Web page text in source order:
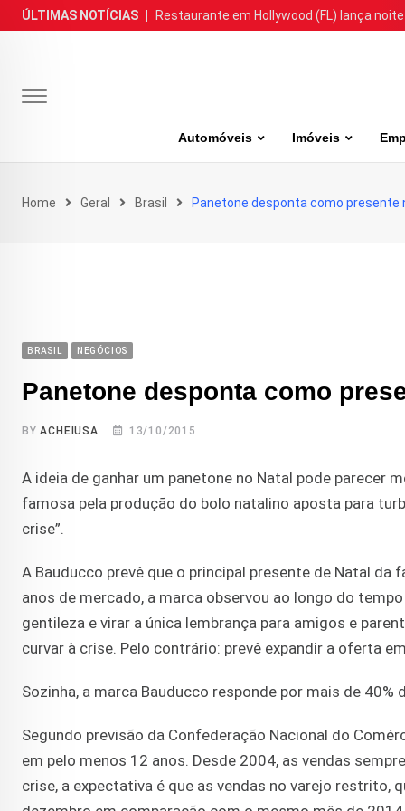
Skip
to
ÚLTIMAS NOTÍCIAS Restaurante em Hollywood (FL) lança
Automóveis Imóveis
Home Geral Brasil Panetone desponta como presente
BRASIL NEGÓCIOS
Panetone desponta como
BYACHEIUSA 13/10/2015
A ideia de ganhar um panetone no Natal pode parecer
famosa pela produção do bolo natalino aposta para
crise”.
A Bauducco prevê que o principal presente de Natal
anos de mercado, a marca observou ao longo do
gentileza e virar a única lembrança para amigos e
curvar à crise. Pelo contrário: prevê expandir a oferta
Sozinha, a marca Bauducco responde por mais de
Segundo previsão da Confederação Nacional do
em pelo menos 12 anos. Desde 2004, as vendas
crise, a expectativa é que as vendas no varejo restrito,